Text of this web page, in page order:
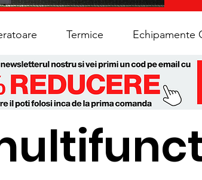
Termice Echipamente